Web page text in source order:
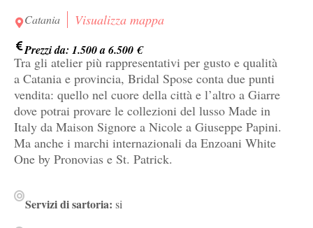
Catania Visualizza mappa
Prezzi da: 1.500 a 6.500 €
Tra gli atelier più rappresentativi per gusto e qualità
a Catania e provincia, Bridal Spose conta due punti
vendita: quello nel cuore della città e l’altro a Giarre
dove potrai provare le collezioni del lusso Made in
Italy da Maison Signore a Nicole a Giuseppe Papini.
Ma anche i marchi internazionali da Enzoani White
One by Pronovias e St. Patrick.
Servizi di sartoria: si